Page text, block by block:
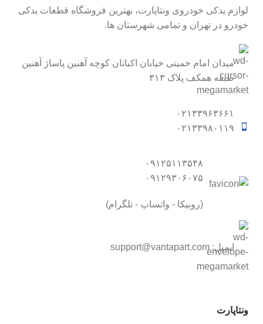
لوازم یدکی خودروی ونتاپارت، بهترین فروشگاه قطعات یدکی
خودرو در تهران و تمامی شهرستان ها.
میدان امام خمینی خیابان اکباتان کوچه آهنین پاساژ آهنین
طبقه همکف پلاک ۳۱۳
۰۲۱۳۳۹۶۳۶۶۱
۰۲۱۳۳۹۸۰۱۱۹
۰۹۱۲۵۱۱۳۵۴۸
۰۹۱۲۹۳۰۶۰۷۵
(روبیکا - واتساپ - تلگرام)
ایمیل: support@vantapart.com
ونتاپارت